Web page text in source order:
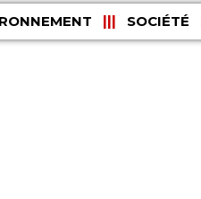
SOCIÉTÉ